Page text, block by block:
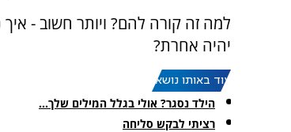
למה זה קורה להם? ויותר חשוב -
יהיה אחרת?
עוד באותו נושא:
הילד נסגר? אולי בגלל המילים שלך...
רציתי לבקש סליחה